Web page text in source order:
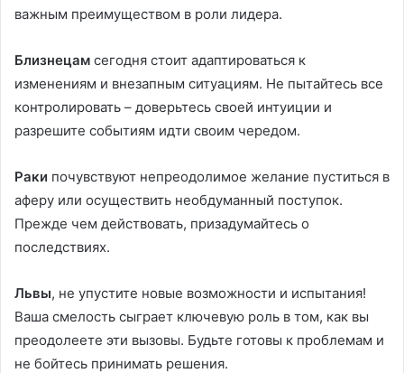
важным преимуществом в роли лидера.
Близнецам сегодня стоит адаптироваться к
изменениям и внезапным ситуациям. Не пытайтесь все
контролировать – доверьтесь своей интуиции и
разрешите событиям идти своим чередом.
Раки почувствуют непреодолимое желание пуститься в
аферу или осуществить необдуманный поступок.
Прежде чем действовать, призадумайтесь о
последствиях.
Львы, не упустите новые возможности и испытания!
Ваша смелость сыграет ключевую роль в том, как вы
преодолеете эти вызовы. Будьте готовы к проблемам и
не бойтесь принимать решения.